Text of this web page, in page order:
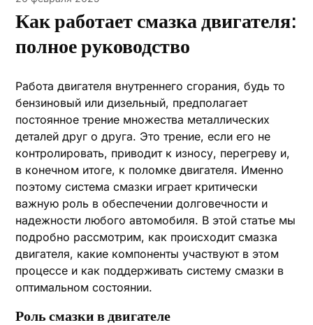
Как работает смазка двигателя:
полное руководство
Работа двигателя внутреннего сгорания, будь то
бензиновый или дизельный, предполагает
постоянное трение множества металлических
деталей друг о друга. Это трение, если его не
контролировать, приводит к износу, перегреву и,
в конечном итоге, к поломке двигателя. Именно
поэтому система смазки играет критически
важную роль в обеспечении долговечности и
надежности любого автомобиля. В этой статье мы
подробно рассмотрим, как происходит смазка
двигателя, какие компоненты участвуют в этом
процессе и как поддерживать систему смазки в
оптимальном состоянии.
Роль смазки в двигателе